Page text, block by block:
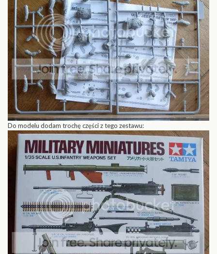
Do modelu dodam trochę części z tego zestawu: